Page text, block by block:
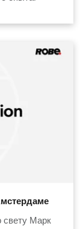
свету Марк